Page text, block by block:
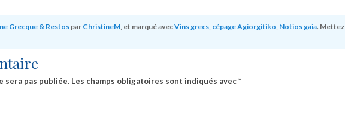
Grecque & Restos par ChristineM, et marqué avecVins grecs, cépage Agiorgitiko, Notios gaia.
sera pas publiée. Les champs obligatoires sont indiqués avec*